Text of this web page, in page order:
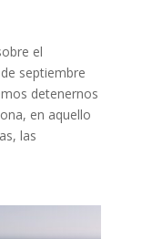
el
septiembre
detenernos
en aquello
las